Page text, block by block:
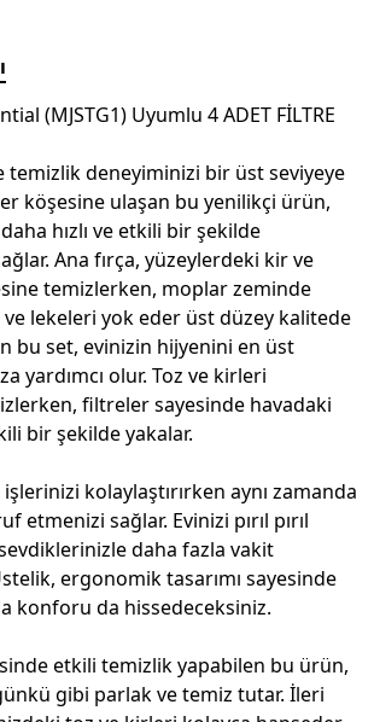
(MJSTG1) Uyumlu 4 ADET FİLTRE
temizlik deneyiminizi bir üst seviyeye
köşesine ulaşan bu yenilikçi ürün,
hızlı ve etkili bir şekilde
Ana fırça, yüzeylerdeki kir ve
temizlerken, moplar zeminde
ve lekeleri yok eder üst düzey kalitede
bu set, evinizin hijyenini en üst
yardımcı olur. Toz ve kirleri
filtreler sayesinde havadaki
bir şekilde yakalar.
kolaylaştırırken aynı zamanda
etmenizi sağlar. Evinizi pırıl pırıl
daha fazla vakit
ergonomik tasarımı sayesinde
konforu da hissedeceksiniz.
etkili temizlik yapabilen bu ürün,
gibi parlak ve temiz tutar. İleri